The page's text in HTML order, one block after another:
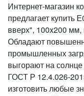
Интернет-магазин
предлагает купить
вверх", 100x200 мм,
Обладают
промышленных
выгорают на
ГОСТ Р 12.4.026-
изготовить любые